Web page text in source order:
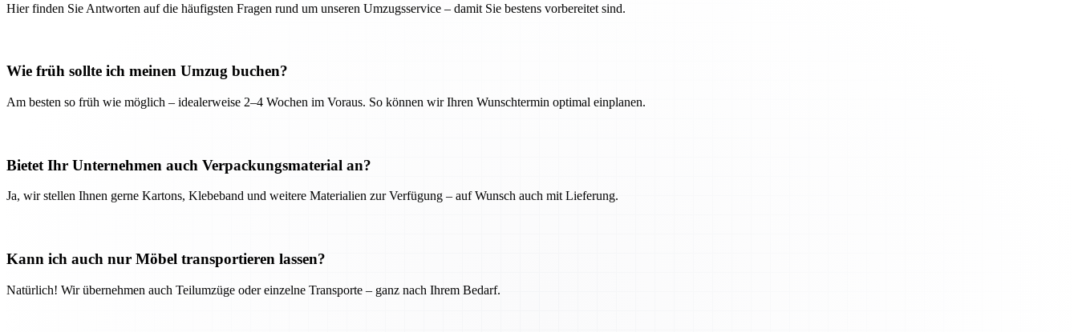
Hier finden Sie Antworten auf die häufigsten Fragen rund um unseren Umzugsservice – damit Sie bestens vorbereitet sind.
Wie früh sollte ich meinen Umzug buchen?
Am besten so früh wie möglich – idealerweise 2–4 Wochen im Voraus. So können wir Ihren Wunschtermin optimal einplanen.
Bietet Ihr Unternehmen auch Verpackungsmaterial an?
Ja, wir stellen Ihnen gerne Kartons, Klebeband und weitere Materialien zur Verfügung – auf Wunsch auch mit Lieferung.
Kann ich auch nur Möbel transportieren lassen?
Natürlich! Wir übernehmen auch Teilumzüge oder einzelne Transporte – ganz nach Ihrem Bedarf.